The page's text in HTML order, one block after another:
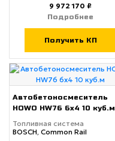
9 972 170 ₽
Подробнее
Получить КП
Автобетоносмеситель
HOWO HW76 6x4 10 куб.м
Топливная система
BOSCH, Common Rail